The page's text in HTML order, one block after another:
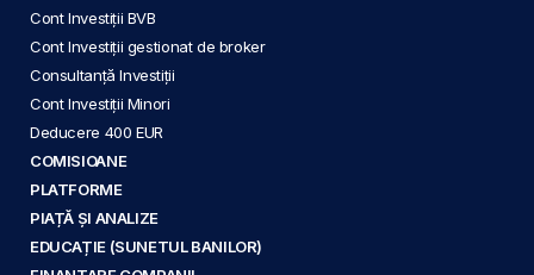
Cont Investiții BVB
Cont Investiții gestionat de broker
Consultanță Investiții
Cont Investiții Minori
Deducere 400 EUR
COMISIOANE
PLATFORME
PIAȚĂ ȘI ANALIZE
EDUCAȚIE (SUNETUL BANILOR)